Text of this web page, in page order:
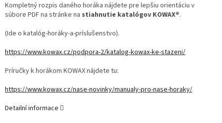
Kompletný rozpis daného horáka nájdete pre lepšiu orientáciu v
súbore PDF na stránke na stiahnutie katalógov KOWAX®.
(Ide o katalóg-horáky-a-príslušenstvo).
https://www.kowax.cz/podpora-2/katalog-kowax-ke-stazeni/
Príručky k horákom KOWAX nájdete tu:
https://www.kowax.cz/nase-novinky/manualy-pro-nase-horaky/
Detailní informace